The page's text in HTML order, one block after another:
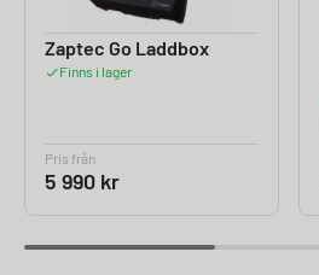
Zaptec Go Laddbox
Finns i lager
Pris från
5 990 kr